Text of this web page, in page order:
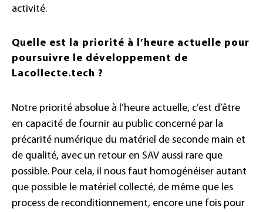
activité.
Quelle est la priorité à l’heure actuelle pour
poursuivre le développement de
Lacollecte.tech ?
Notre priorité absolue à l’heure actuelle, c’est d’être
en capacité de fournir au public concerné par la
précarité numérique du matériel de seconde main et
de qualité, avec un retour en SAV aussi rare que
possible. Pour cela, il nous faut homogénéiser autant
que possible le matériel collecté, de même que les
process de reconditionnement, encore une fois pour